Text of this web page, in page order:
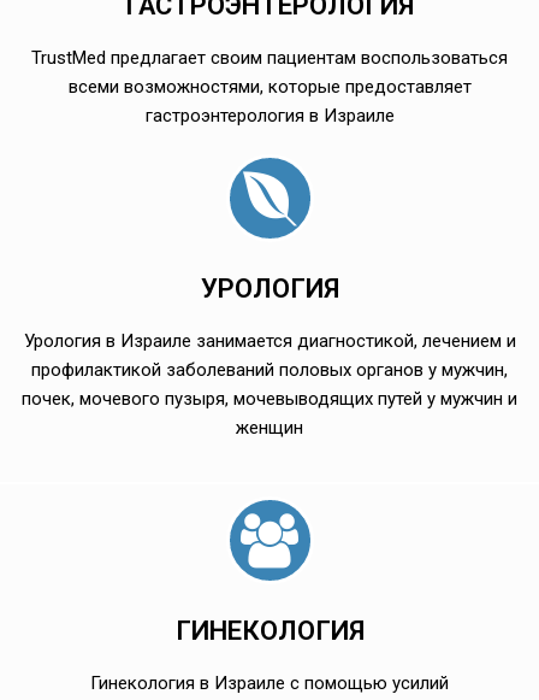
TrustMed предлагает своим пациентам воспользоваться
всеми возможностями, которые предоставляет
гастроэнтерология в Израиле
УРОЛОГИЯ
Урология в Израиле занимается диагностикой, лечением и
профилактикой заболеваний половых органов у мужчин,
почек, мочевого пузыря, мочевыводящих путей у мужчин и
женщин
ГИНЕКОЛОГИЯ
Гинекология в Израиле с помощью усилий